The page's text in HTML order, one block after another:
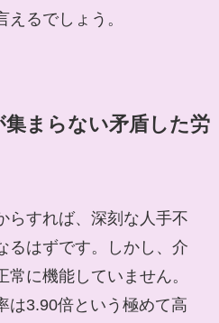
るでしょう。
まらない矛盾した労
らすれば、深刻な人手不
るはずです。しかし、介
に機能していません。
は3.90倍という極めて高